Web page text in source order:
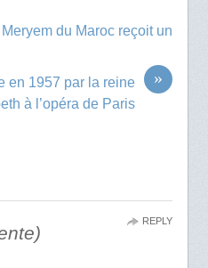
du Maroc reçoit un
»
en 1957 par la reine
à l’opéra de Paris
REPLY